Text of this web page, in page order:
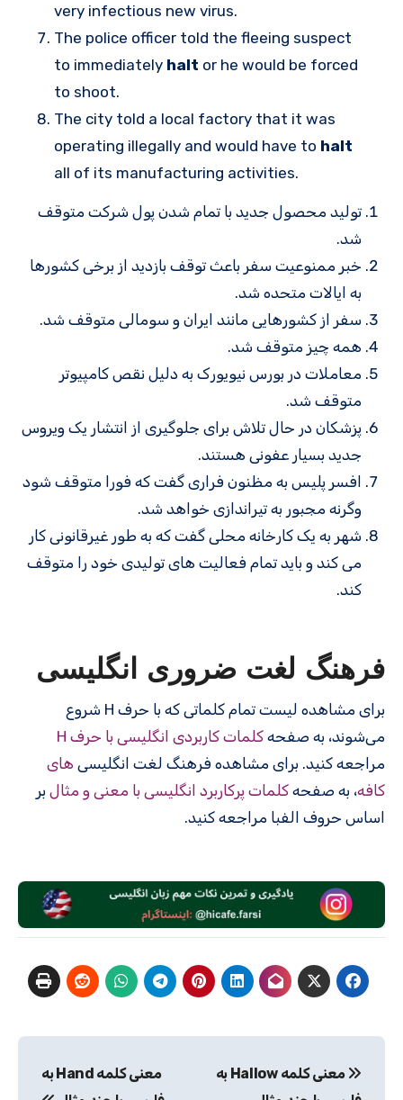
very infectious new virus.
The police officer told the fleeing suspect
to immediately halt or he would be forced
to shoot.
The city told a local factory that it was
operating illegally and would have to halt
all of its manufacturing activities.
تولید محصول جدید با تمام شدن پول شرکت متوقف
شد.
خبر ممنوعیت سفر باعث توقف بازدید از برخی کشورها
به ایالات متحده شد.
سفر از کشورهایی مانند ایران و سومالی متوقف شد.
همه چیز متوقف شد.
معاملات در بورس نیویورک به دلیل نقص کامپیوتر
متوقف شد.
پزشکان در حال تلاش برای جلوگیری از انتشار یک ویروس
جدید بسیار عفونی هستند.
افسر پلیس به مظنون فراری گفت که فورا متوقف شود
وگرنه مجبور به تیراندازی خواهد شد.
شهر به یک کارخانه محلی گفت که به طور غیرقانونی کار
می کند و باید تمام فعالیت های تولیدی خود را متوقف
کند.
فرهنگ لغت ضروری انگلیسی
برای مشاهده لیست تمام کلماتی که با حرف H شروع
می‌شوند، به صفحه کلمات کاربردی انگلیسی با حرف H
مراجعه کنید. برای مشاهده فرهنگ لغت انگلیسی های
کافه، به صفحه کلمات پرکاربرد انگلیسی با معنی و مثال بر
اساس حروف الفبا مراجعه کنید.
نوشته
معنی کلمه Hallow به
معنی کلمه Hand به